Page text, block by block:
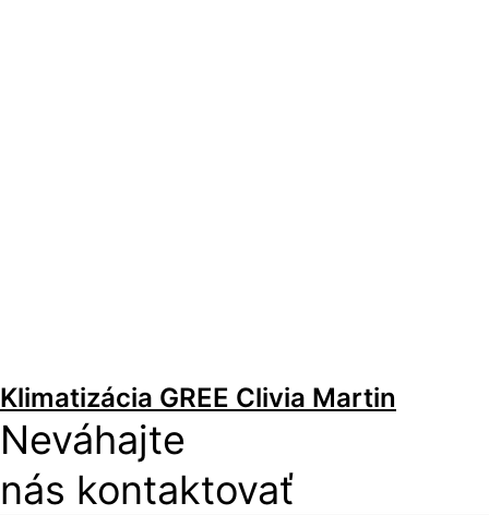
Klimatizácia GREE Clivia Martin
Neváhajte
nás kontaktovať